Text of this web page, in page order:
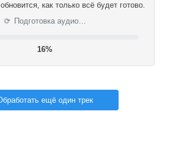
как только всё будет готово.
⟳ Подготовка аудио…
17%
ещё один трек